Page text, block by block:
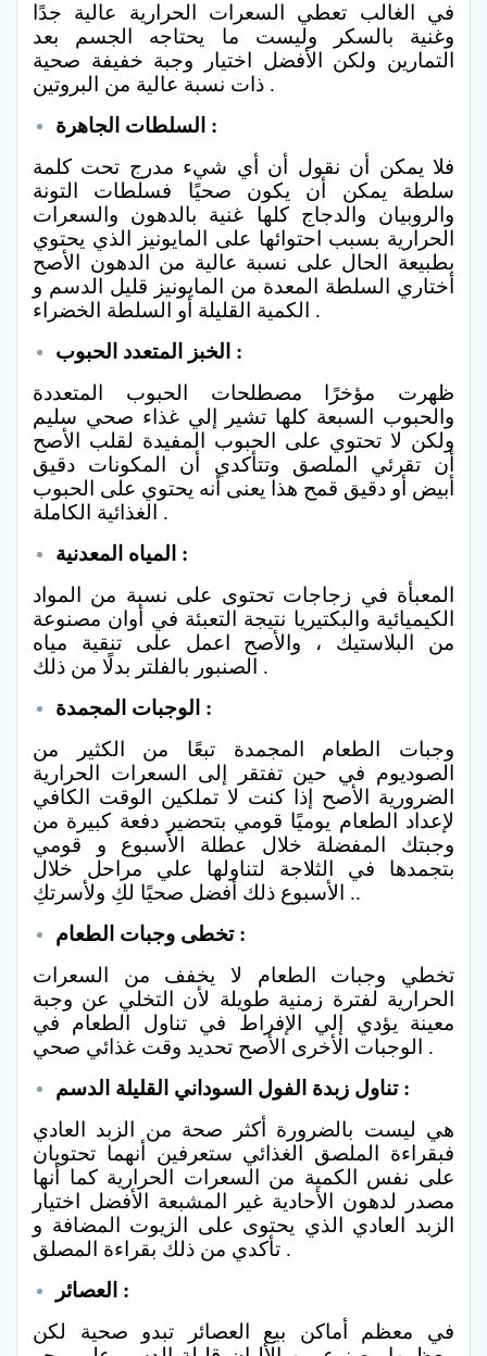
في الغالب تعطي السعرات الحرارية عالية جدًا
وغنية بالسكر وليست ما يحتاجه الجسم بعد
التمارين ولكن الأفضل اختيار وجبة خفيفة صحية
ذات نسبة عالية من البروتين .
السلطات الجاهرة :
فلا يمكن أن نقول أن أي شيء مدرج تحت كلمة
سلطة يمكن أن يكون صحيًا فسلطات التونة
والروبيان والدجاج كلها غنية بالدهون والسعرات
الحرارية بسبب احتوائها على المايونيز الذي يحتوي
بطبيعة الحال على نسبة عالية من الدهون الأصح
أختاري السلطة المعدة من المايونيز قليل الدسم و
الكمية القليلة أو السلطة الخضراء .
الخبز المتعدد الحبوب :
ظهرت مؤخرًا مصطلحات الحبوب المتعددة
والحبوب السبعة كلها تشير إلي غذاء صحي سليم
ولكن لا تحتوي على الحبوب المفيدة لقلب الأصح
أن تقرئي الملصق وتتأكدي أن المكونات دقيق
أبيض أو دقيق قمح هذا يعنى أنه يحتوي على الحبوب
الغذائية الكاملة .
المياه المعدنية :
المعبأة في زجاجات تحتوى على نسبة من المواد
الكيميائية والبكتيريا نتيجة التعبئة في أوان مصنوعة
من البلاستيك ، والأصح اعمل على تنقية مياه
الصنبور بالفلتر بدلًا من ذلك .
الوجبات المجمدة :
وجبات الطعام المجمدة تبعًا من الكثير من
الصوديوم في حين تفتقر إلى السعرات الحرارية
الضرورية الأصح إذا كنت لا تملكين الوقت الكافي
لإعداد الطعام يوميًا قومي بتحضير دفعة كبيرة من
وجبتك المفضلة خلال عطلة الأسبوع و قومي
بتجمدها في الثلاجة لتناولها علي مراحل خلال
الأسبوع ذلك أفضل صحيًا لكِ ولأسرتكِ ..
تخطى وجبات الطعام :
تخطي وجبات الطعام لا يخفف من السعرات
الحرارية لفترة زمنية طويلة لأن التخلي عن وجبة
معينة يؤدي إلي الإفراط في تناول الطعام في
الوجبات الأخرى الأصح تحديد وقت غذائي صحي .
تناول زبدة الفول السوداني القليلة الدسم :
هي ليست بالضرورة أكثر صحة من الزبد العادي
فبقراءة الملصق الغذائي ستعرفين أنهما تحتويان
على نفس الكمية من السعرات الحرارية كما أنها
مصدر لدهون الأحادية غير المشبعة الأفضل اختيار
الزبد العادي الذي يحتوى على الزيوت المضافة و
تأكدي من ذلك بقراءة المصلق .
العصائر :
في معظم أماكن بيع العصائر تبدو صحية لكن